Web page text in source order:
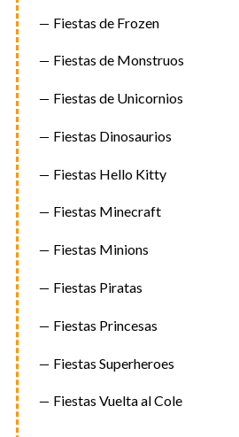
Fiestas de Frozen
Fiestas de Monstruos
Fiestas de Unicornios
Fiestas Dinosaurios
Fiestas Hello Kitty
Fiestas Minecraft
Fiestas Minions
Fiestas Piratas
Fiestas Princesas
Fiestas Superheroes
Fiestas Vuelta al Cole